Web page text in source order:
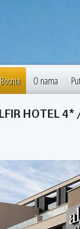
O nama
HOTEL 4*